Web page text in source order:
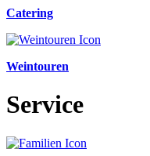
Catering
Weintouren
Service